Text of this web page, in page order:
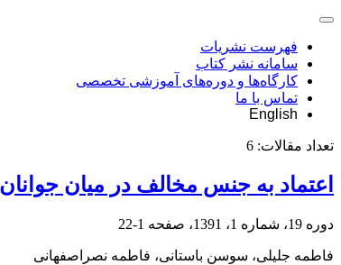
فهرست نشریات
سامانه نشر کتاب
کارگاه‌ها و دوره‌های آموزشی تخصصی
تماس با ما
English
تعداد مقالات: 6
اعتماد به جنس مخالف در میان
دوره 19، شماره 1، 1391، صفحه 1-22
فاطمه جلیلی، سوسن باستانی، فاطمه نصراصفهانی